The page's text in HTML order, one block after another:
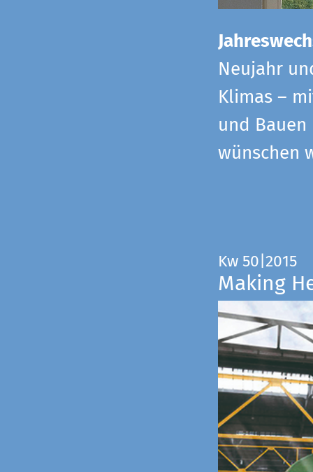
Neujahr
Klimas –
und
wünschen
Kw 50|2015
Making